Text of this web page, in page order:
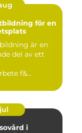
för en
är en
del av ett
f&...
i